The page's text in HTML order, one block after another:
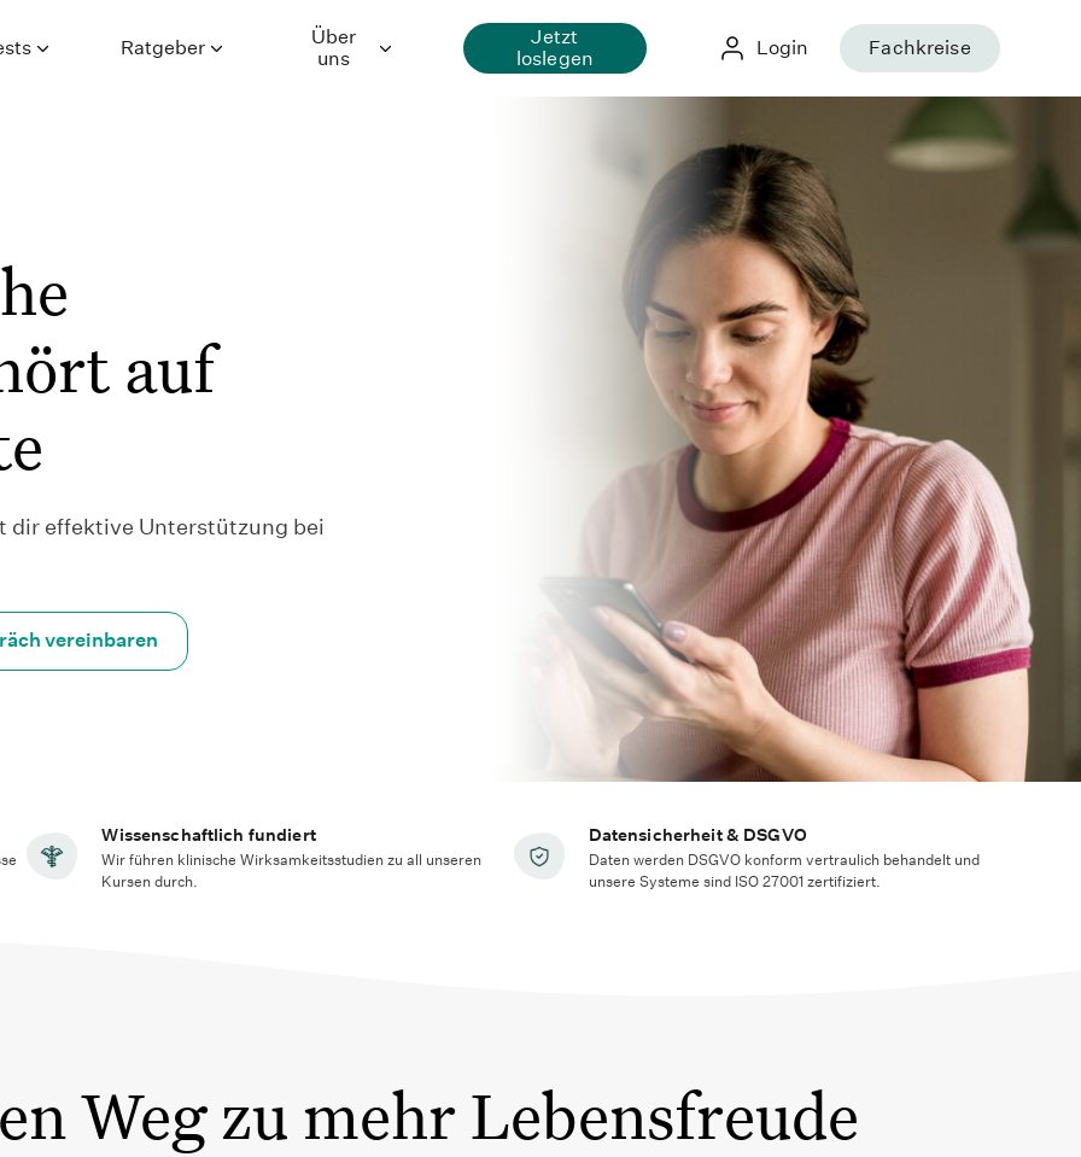
Ratgeber
Über
uns
Jetzt
loslegen
Fachkreise
Login
auf
dir effektive Unterstützung bei
vereinbaren
Wissenschaftlich fundiert
Wir führen klinische Wirksamkeitsstudien zu all unseren
Kursen durch.
Datensicherheit & DSGVO
Daten werden DSGVO konform vertraulich behandelt und
unsere Systeme sind ISO 27001 zertifiziert.
Weg zu mehr Lebensfreude